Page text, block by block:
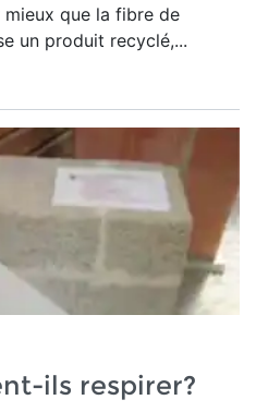
mieux que la fibre de
un produit recyclé,...
ils respirer?